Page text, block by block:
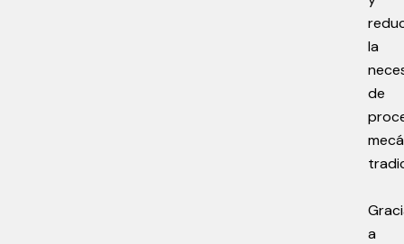
la
de
a